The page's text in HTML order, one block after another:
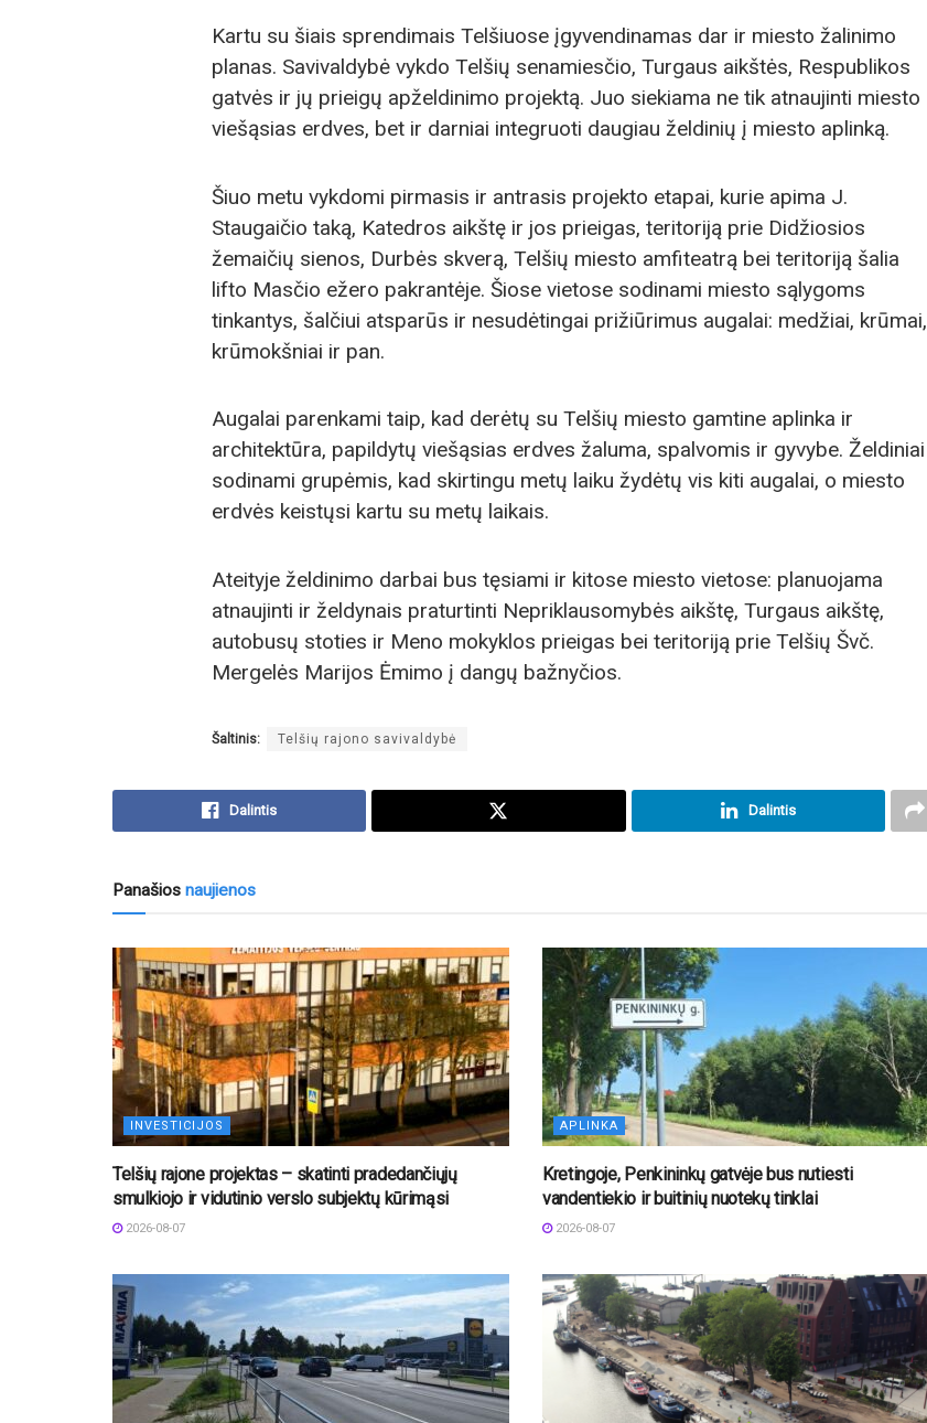
Kartu su šiais sprendimais Telšiuose įgyvendinamas dar ir miesto žalinimo
planas. Savivaldybė vykdo Telšių senamiesčio, Turgaus aikštės, Respublikos
gatvės ir jų prieigų apželdinimo projektą. Juo siekiama ne tik atnaujinti miesto
viešąsias erdves, bet ir darniai integruoti daugiau želdinių į miesto aplinką.
Šiuo metu vykdomi pirmasis ir antrasis projekto etapai, kurie apima J.
Staugaičio taką, Katedros aikštę ir jos prieigas, teritoriją prie Didžiosios
žemaičių sienos, Durbės skverą, Telšių miesto amfiteatrą bei teritoriją šalia
lifto Masčio ežero pakrantėje. Šiose vietose sodinami miesto sąlygoms
tinkantys, šalčiui atsparūs ir nesudėtingai prižiūrimus augalai: medžiai, krūmai,
krūmokšniai ir pan.
Augalai parenkami taip, kad derėtų su Telšių miesto gamtine aplinka ir
architektūra, papildytų viešąsias erdves žaluma, spalvomis ir gyvybe. Želdiniai
sodinami grupėmis, kad skirtingu metų laiku žydėtų vis kiti augalai, o miesto
erdvės keistųsi kartu su metų laikais.
Ateityje želdinimo darbai bus tęsiami ir kitose miesto vietose: planuojama
atnaujinti ir želdynais praturtinti Nepriklausomybės aikštę, Turgaus aikštę,
autobusų stoties ir Meno mokyklos prieigas bei teritoriją prie Telšių Švč.
Mergelės Marijos Ėmimo į dangų bažnyčios.
Šaltinis: Telšių rajono savivaldybė
Dalintis Dalintis
Panašios naujienos
INVESTICIJOS
Telšių rajone projektas – skatinti pradedančiųjų
smulkiojo ir vidutinio verslo subjektų kūrimąsi
2026-08-07
APLINKA
Kretingoje, Penkininkų gatvėje bus nutiesti
vandentiekio ir buitinių nuotekų tinklai
2026-08-07